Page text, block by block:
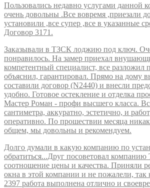
Пользовались недавно услугами данной
очень довольны .Все вовремя ,приезали
установили ,все супер ,все в указанные
Договор 3171.
Заказывали в ТЗСК лоджию под ключ.
понравилось. На замер приехал
компетентный специалист, все разложил
объяснил, гарантировал. Прямо на дому
составили договор (N2440) и внесли
удобно. Готовое остекление и отделка
Мастер Роман - профи высшего класса.
сантиметра, аккуратно, эстетично, и
оперативно. По прошествии месяца
общем, мы довольны и рекомендуем.
Долго думали в какую компанию по
обратиться...Друг посоветовал
соотношение цены и качества. Приняли
окна в этой компании и не пожалели, так
2397 работа выполнена отлично и